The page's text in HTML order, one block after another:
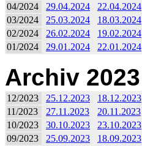
04/2024
29.04.2024 22.04.2024
03/2024
25.03.2024 18.03.2024
02/2024
26.02.2024 19.02.2024
01/2024
29.01.2024 22.01.2024
Archiv 2023
12/2023 25.12.2023 18.12.2023
11/2023
27.11.2023 20.11.2023
10/2023
30.10.2023 23.10.2023
09/2023
25.09.2023 18.09.2023